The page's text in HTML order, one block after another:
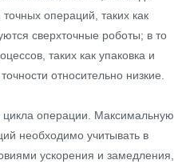
операций, таких как
сверхточные роботы; в то
таких как упаковка и
относительно низкие.
цикла операции. Максимальную
необходимо учитывать в
ускорения и замедления,